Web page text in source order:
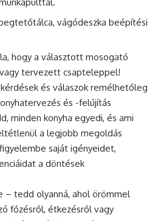
vágódeszka beépítési
hogy a választott mosogató
tervezett csapteleppel!
és válaszok remélhetőleg
és -felújítás
minden konyha egyedi, és ami
a legjobb megoldás
saját igényeidet,
a döntések
– tedd olyanná, ahol örömmel
főzésről, étkezésről vagy